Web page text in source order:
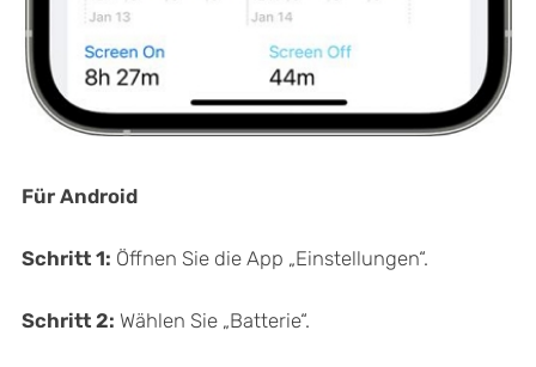
Für Android
Schritt 1: Öffnen Sie die App „Einstellungen“.
Schritt 2: Wählen Sie „Batterie“.